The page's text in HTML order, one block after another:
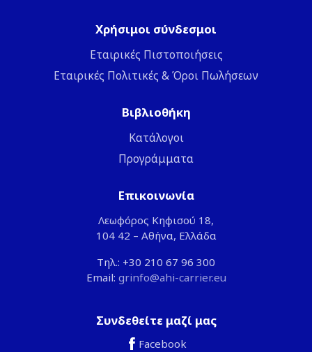
Χρήσιμοι σύνδεσμοι
Εταιρικές Πιστοποιήσεις
Εταιρικές Πολιτικές & Όροι Πωλήσεων
Βιβλιοθήκη
Κατάλογοι
Προγράμματα
Επικοινωνία
Λεωφόρος Κηφισού 18,
104 42 – Αθήνα, Ελλάδα
Τηλ.: +30 210 67 96 300
Email: grinfo@ahi-carrier.eu
Συνδεθείτε μαζί μας
Facebook